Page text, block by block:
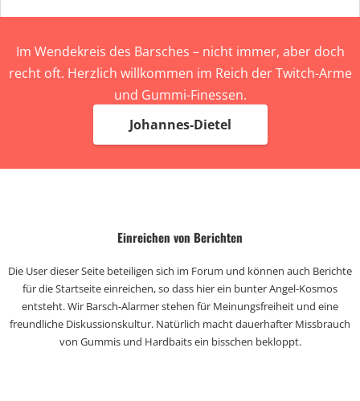
Im Wendekreis des Barsches – nicht immer, aber doch
recht oft. Herzlich willkommen im Reich der Twitch-Arme
und Gummi-Finessen.
Johannes-Dietel
Einreichen von Berichten
Die User dieser Seite beteiligen sich im Forum und können auch Berichte
für die Startseite einreichen, so dass hier ein bunter Angel-Kosmos
entsteht. Wir Barsch-Alarmer stehen für Meinungsfreiheit und eine
freundliche Diskussionskultur. Natürlich macht dauerhafter Missbrauch
von Gummis und Hardbaits ein bisschen bekloppt.